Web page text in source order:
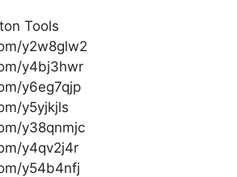
Tools
y2w8glw2
y4bj3hwr
y6eg7qjp
y5yjkjls
y38qnmjc
y4qv2j4r
y54b4nfj